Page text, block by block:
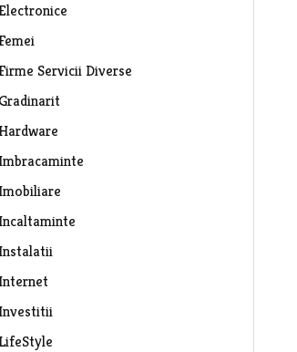
Electronice
Femei
Firme Servicii Diverse
Gradinarit
Hardware
Imbracaminte
Imobiliare
Incaltaminte
Instalatii
Internet
Investitii
LifeStyle